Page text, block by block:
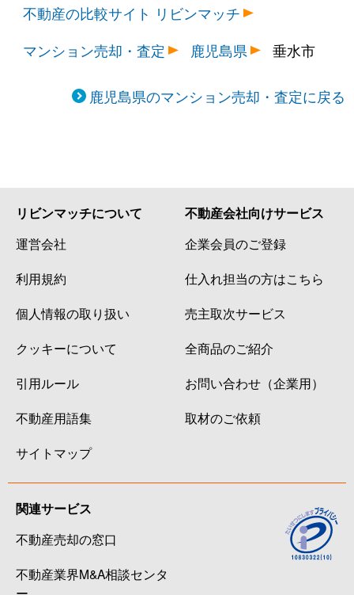
不動産の比較サイト リビンマッチ
マンション売却・査定
鹿児島県 垂水市
鹿児島県のマンション売却・査定に戻る
リビンマッチについて
運営会社
利用規約
個人情報の取り扱い
クッキーについて
引用ルール
不動産用語集
サイトマップ
不動産会社向けサービス
企業会員のご登録
仕入れ担当の方はこちら
売主取次サービス
全商品のご紹介
お問い合わせ（企業用）
取材のご依頼
関連サービス
不動産売却の窓口
不動産業界M&A相談センタ